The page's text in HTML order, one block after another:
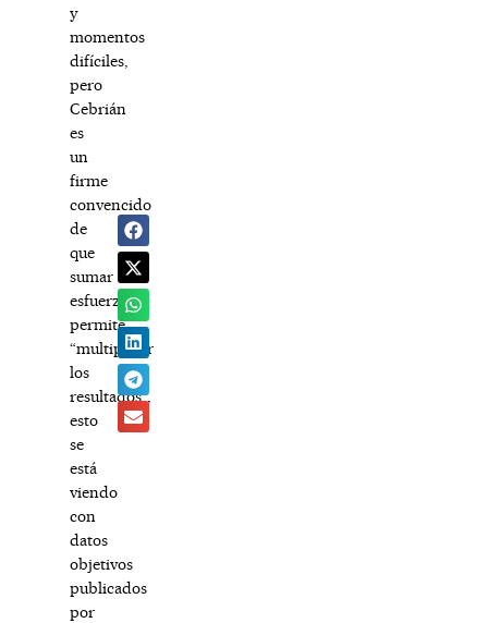
y
momentos
difíciles,
pero
Cebrián
es
un
firme
convencido
de
que
sumar
esfuerzos
permite
“multiplicar
los
resultados”,
esto
se
está
viendo
con
datos
objetivos
publicados
por